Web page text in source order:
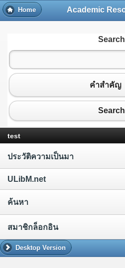
Home
Search
คำสำคัญ
Search
test
ประวัติความเป็นมา
ULibM.net
ค้นหา
สมาชิกล็อกอิน
Desktop Version